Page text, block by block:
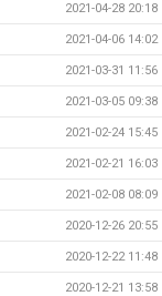
2021-04-28 20:18
2021-04-06 14:02
2021-03-31 11:56
2021-03-05 09:38
2021-02-24 15:45
2021-02-21 16:03
2021-02-08 08:09
2020-12-26 20:55
2020-12-22 11:48
2020-12-21 13:58